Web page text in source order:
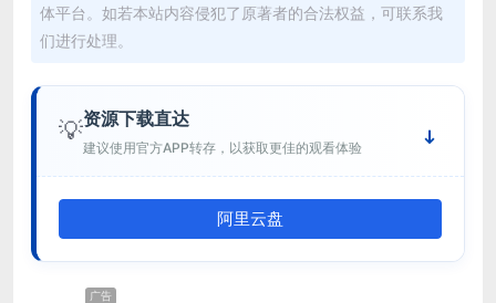
体平台。如若本站内容侵犯了原著者的合法权益，可联系我
们进行处理。
💡资源下载直达
建议使用官方APP转存，以获取更佳的观看体验
阿里云盘
广告